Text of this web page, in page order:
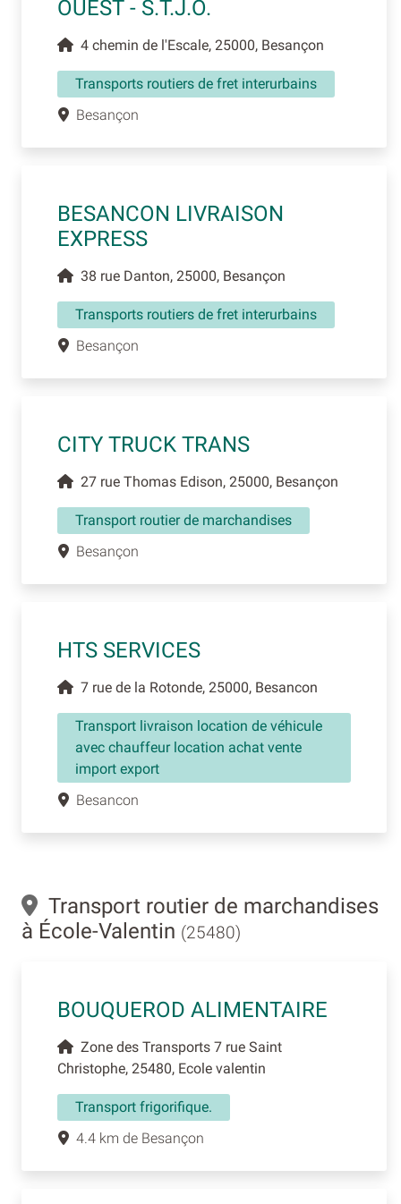
OUEST - S.T.J.O.
4 chemin de l'Escale, 25000, Besançon
Transports routiers de fret interurbains
Besançon
BESANCON LIVRAISON
EXPRESS
38 rue Danton, 25000, Besançon
Transports routiers de fret interurbains
Besançon
CITY TRUCK TRANS
27 rue Thomas Edison, 25000, Besançon
Transport routier de marchandises
Besançon
HTS SERVICES
7 rue de la Rotonde, 25000, Besancon
Transport livraison location de véhicule
avec chauffeur location achat vente
import export
Besancon
Transport routier de marchandises
à École-Valentin (25480)
BOUQUEROD ALIMENTAIRE
Zone des Transports 7 rue Saint
Christophe, 25480, Ecole valentin
Transport frigorifique.
4.4 km de Besançon